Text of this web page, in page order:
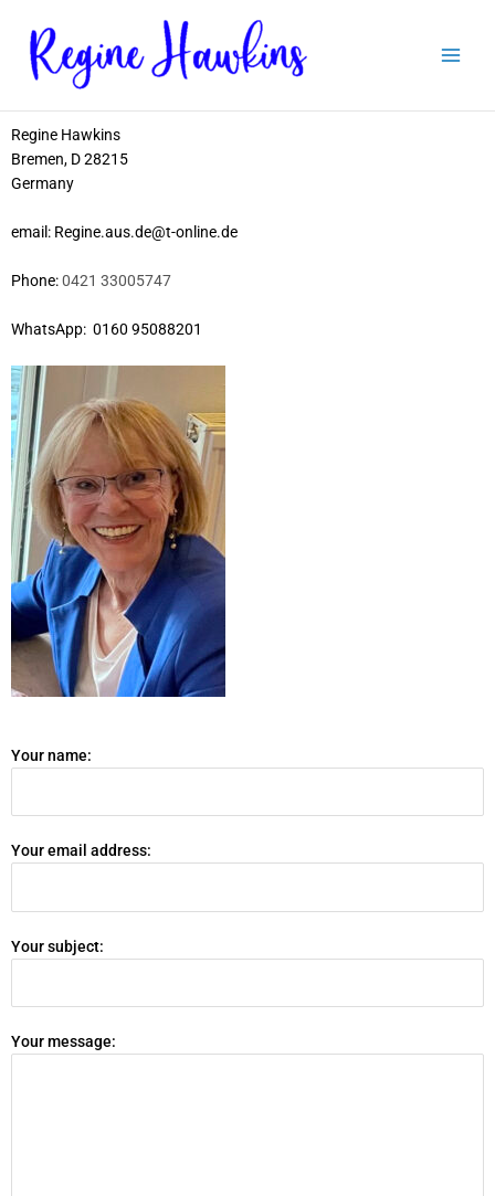
Inhalt
springen
Regine Hawkins
Bremen, D 28215
Germany
email: Regine.aus.de@t-online.de
Phone:0421 33005747
WhatsApp: 0160 95088201
Your name:
Your email address:
Your subject:
Your message: